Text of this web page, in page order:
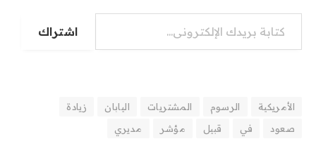
اشتراك
الأمريكية الرسوم المشتريات اليابان
زيادة
صعود
في قبيل مؤشر مديري